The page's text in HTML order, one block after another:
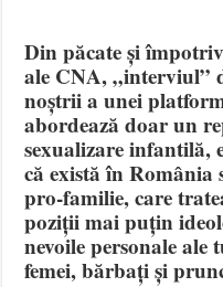
Din păcate și
ale CNA, „interviul”
noștrii a unei
abordează doar un
sexualizare infantilă,
că există în România
pro-familie, care
poziții mai puțin
nevoile personale
femei, bărbați și